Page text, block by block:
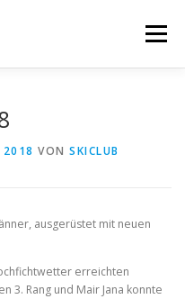
Menü
2018 VON SKICLUB
ausgerüstet mit neuen
erreichten
3. Rang und Mair Jana konnte